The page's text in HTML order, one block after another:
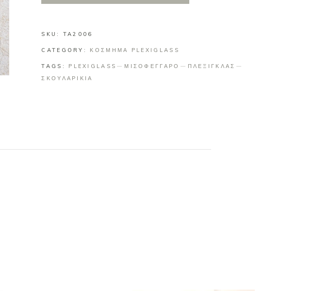
SKU: TA2006
CATEGORY: ΚΟΣΜΗΜΑ PLEXIGLASS
TAGS: PLEXIGLASS ΜΙΣΟΦΕΓΓΑΡΟ
ΠΛΕΞΙΓΚΛΑΣ
ΣΚΟΥΛΑΡΙΚΙΑ